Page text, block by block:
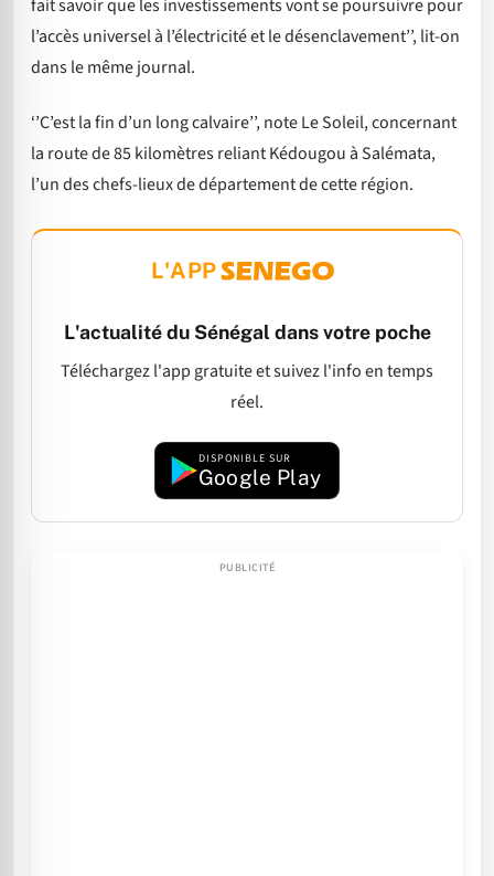
fait savoir que les investissements vont se poursuivre pour
l’accès universel à l’électricité et le désenclavement’’, lit-on
dans le même journal.
‘’C’est la fin d’un long calvaire’’, note Le Soleil, concernant
la route de 85 kilomètres reliant Kédougou à Salémata,
l’un des chefs-lieux de département de cette région.
L'APP
L'actualité du Sénégal dans votre poche
Téléchargez l'app gratuite et suivez l'info en temps
réel.
DISPONIBLE SUR
Google Play